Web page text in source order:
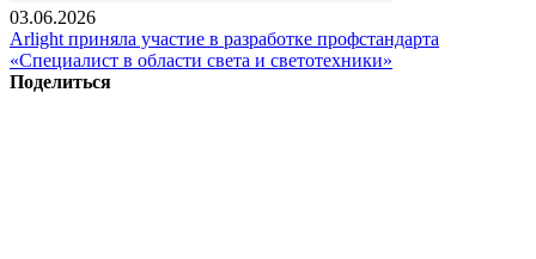
03.06.2026
Arlight приняла участие в разработке профстандарта
«Специалист в области света и светотехники»
Поделиться